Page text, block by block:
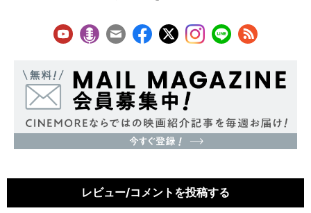
レビュー/コメントを投稿する